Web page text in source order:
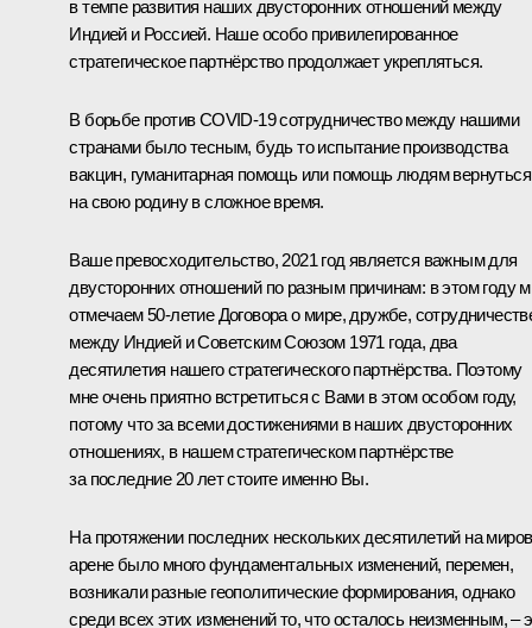
в темпе развития наших двусторонних отношений между
Индией и Россией. Наше особо привилегированное
стратегическое партнёрство продолжает укрепляться.
В борьбе против COVID-19 сотрудничество между нашими
странами было тесным, будь то испытание производства
вакцин, гуманитарная помощь или помощь людям вернуться
на свою родину в сложное время.
Ваше превосходительство, 2021 год является важным для
двусторонних отношений по разным причинам: в этом году
отмечаем 50-летие Договора о мире, дружбе,
между Индией и Советским Союзом 1971 года, два
десятилетия нашего стратегического партнёрства. Поэтому
мне очень приятно встретиться с Вами в этом особом году,
потому что за всеми достижениями в наших двусторонних
отношениях, в нашем стратегическом партнёрстве
за последние 20 лет стоите именно Вы.
На протяжении последних нескольких десятилетий на
арене было много фундаментальных изменений, перемен,
возникали разные геополитические формирования, однако
среди всех этих изменений то, что осталось неизменным, –